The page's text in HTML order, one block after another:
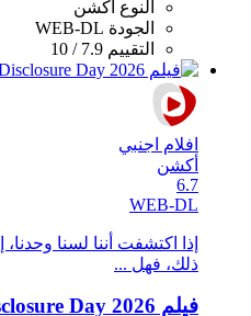
النوع أكشن
الجودة WEB-DL
التقييم 7.9 / 10
افلام اجنبي
أكشن
6.7
WEB-DL
إذا اكتشفت أننا لسنا
ذلك، فهل ...
فيلم Disclosure Day 2026 مترجم HD